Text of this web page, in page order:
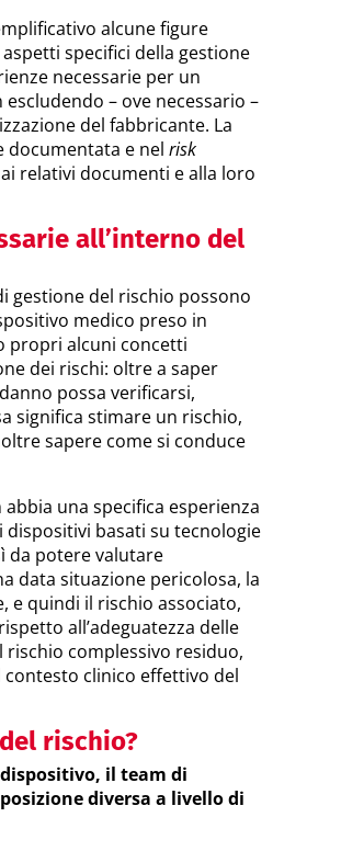
alcune figure
specifici della gestione
necessarie per un
– ove necessario –
del fabbricante. La
documentata e nel risk
relativi documenti e alla loro
all’interno del
gestione del rischio possono
medico preso in
propri alcuni concetti
dei rischi: oltre a saper
possa verificarsi,
significa stimare un rischio,
sapere come si conduce
una specifica esperienza
dispositivi basati su tecnologie
da potere valutare
data situazione pericolosa, la
e quindi il rischio associato,
all’adeguatezza delle
complessivo residuo,
clinico effettivo del
rischio?
il team di
diversa a livello di